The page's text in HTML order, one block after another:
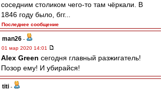
соседним столиком чего-то там чёркали. В
1846 году было, бгг...
Последнее сообщение
man26 -
01 мар 2020 14:01
Alex Green сегодня главный разжигатель!
Позор ему! И убирайся!
titi -